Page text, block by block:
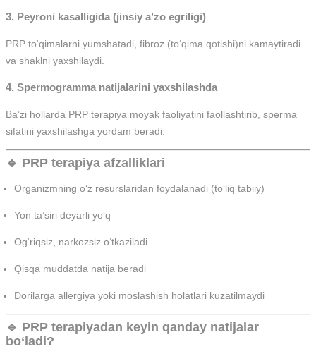
3. Peyroni kasalligida (jinsiy a’zo egriligi)
PRP to‘qimalarni yumshatadi, fibroz (to‘qima qotishi)ni kamaytiradi
va shaklni yaxshilaydi.
4. Spermogramma natijalarini yaxshilashda
Ba’zi hollarda PRP terapiya moyak faoliyatini faollashtirib, sperma
sifatini yaxshilashga yordam beradi.
🔹 PRP terapiya afzalliklari
Organizmning o‘z resurslaridan foydalanadi (to‘liq tabiiy)
Yon ta’siri deyarli yo‘q
Og‘riqsiz, narkozsiz o‘tkaziladi
Qisqa muddatda natija beradi
Dorilarga allergiya yoki moslashish holatlari kuzatilmaydi
🔹 PRP terapiyadan keyin qanday natijalar
bo‘ladi?